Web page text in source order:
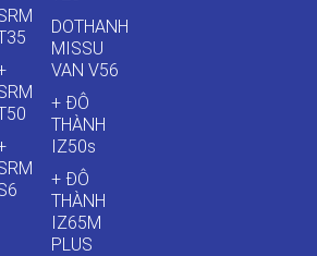
DOTHANH
MISSU
VAN V56
+ ĐÔ
THÀNH
IZ50s
+ ĐÔ
THÀNH
IZ65M
PLUS